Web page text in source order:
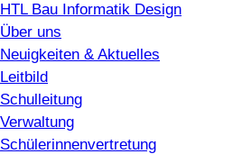
HTL Bau Informatik Design
Über uns
Neuigkeiten & Aktuelles
Leitbild
Schulleitung
Verwaltung
Schülerinnenvertretung